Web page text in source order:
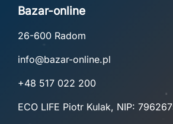
Bazar-online
26-600 Radom
info@bazar-online.pl
+48 517 022 200
ECO LIFE Piotr Kulak, NIP: